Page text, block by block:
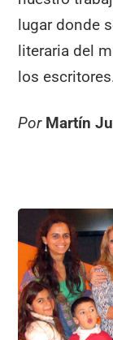
lugar donde
literaria del
los
Por Martín